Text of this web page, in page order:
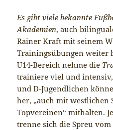
Es gibt viele bekannte
Akademien, auch
Rainer Kraft mit seinem
Trainingsübungen weiter
U14-Bereich nehme die
trainiere viel und
und D-Jugendlichen
her, „auch mit westlichen
Topvereinen“ mithalten.
trenne sich die Spreu